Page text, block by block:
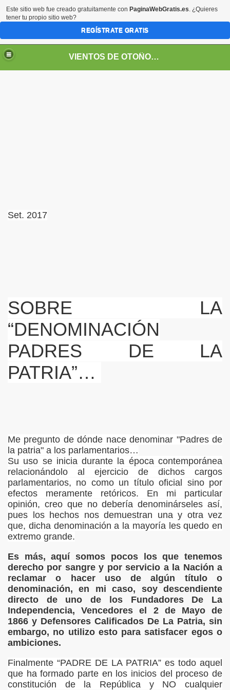
VIENTOS DE OTOÑO POR FANNY JEM WONG
Set. 2017
SOBRE LA
“DENOMINACIÓN
PADRES DE LA
PATRIA”…
Me pregunto de dónde nace denominar "Padres de
la patria" a los parlamentarios…
Su uso se inicia durante la época contemporánea
relacionándolo al ejercicio de dichos cargos
parlamentarios, no como un título oficial sino por
efectos meramente retóricos. En mi particular
opinión, creo que no debería denominárseles así,
pues los hechos nos demuestran una y otra vez
que, dicha denominación a la mayoría les quedo en
extremo grande.
Es más, aquí somos pocos los que tenemos
derecho por sangre y por servicio a la Nación a
reclamar o hacer uso de algún título o
denominación, en mi caso, soy descendiente
directo de uno de los Fundadores De La
Independencia, Vencedores el 2 de Mayo de
1866 y Defensores Calificados De La Patria, sin
embargo, no utilizo esto para satisfacer egos o
ambiciones.
Finalmente “PADRE DE LA PATRIA” es todo aquel
que ha formado parte en los inicios del proceso de
constitución de la República y NO cualquier
, DESOLACIÓN Y TRISTEZA
, RABIA , IRA , MUERTE , DESOLACIÓN ,
, SILENCIOS Y ESPERAS
FUERZA OTROS
REFLEXIVOS - LOCURAS POÉTICAS
POETAS
Y RELATOS
Este sitio web fue creado gratuitamente con PaginaWebGratis.es. ¿Quieres
tener tu propio sitio web?
REGÍSTRATE GRATIS